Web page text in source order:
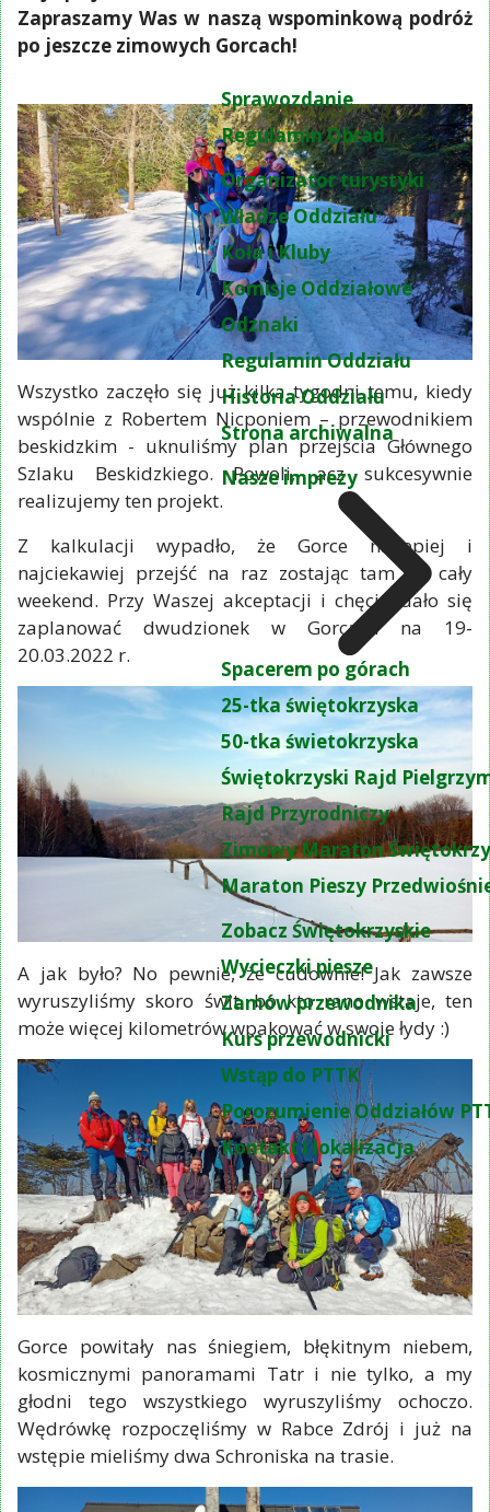
Sprawozdanie
Regulamin Obrad
Organizator turystyki
Władze Oddziału
Koła i Kluby
Komisje Oddziałowe
Odznaki
Regulamin Oddziału
Historia Oddziału
Strona archiwalna
Nasze imprezy
Spacerem po górach
25-tka świętokrzyska
50-tka świetokrzyska
Świętokrzyski Rajd
Rajd Przyrodniczy
Zimowy Maraton
Maraton Pieszy
Zobacz Świętokrzyskie
Wycieczki piesze
Zamów przewodnika
Kurs przewodnicki
Wstąp do PTTK
Porozumienie Oddziałów
Kontakt i lokalizacja
Zapraszamy Was w naszą wspominkową podróż
po jeszcze zimowych Gorcach!
Wszystko zaczęło się już kilka tygodni temu, kiedy
wspólnie z Robertem Nicponiem – przewodnikiem
beskidzkim - uknuliśmy plan przejścia Głównego
Szlaku Beskidzkiego. Powoli, acz sukcesywnie
realizujemy ten projekt.
Z kalkulacji wypadło, że Gorce najlepiej i
najciekawiej przejść na raz zostając tam na cały
weekend. Przy Waszej akceptacji i chęci udało się
zaplanować dwudzionek w Gorcach na 19-
20.03.2022 r.
A jak było? No pewnie, że cudownie! Jak zawsze
wyruszyliśmy skoro świt, bo kto rano wstaje, ten
może więcej kilometrów wpakować w swoje łydy :)
Gorce powitały nas śniegiem, błękitnym niebem,
kosmicznymi panoramami Tatr i nie tylko, a my
głodni tego wszystkiego wyruszyliśmy ochoczo.
Wędrówkę rozpoczęliśmy w Rabce Zdrój i już na
wstępie mieliśmy dwa Schroniska na trasie.